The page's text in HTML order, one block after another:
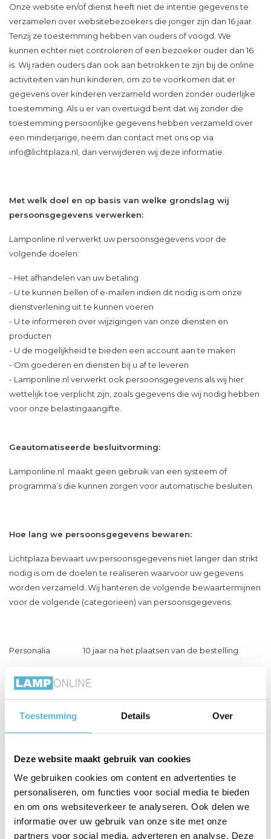
Toestemming Details Over
Deze website maakt gebruik van cookies
We gebruiken cookies om content en advertenties te
personaliseren, om functies voor social media te bieden
en om ons websiteverkeer te analyseren. Ook delen we
informatie over uw gebruik van onze site met onze
partners voor social media, adverteren en analyse. Deze
Onze website en/of dienst heeft niet de intentie gegevens te
verzamelen over websitebezoekers die jonger zijn dan 16 jaar.
Tenzij ze toestemming hebben van ouders of voogd. We
kunnen echter niet controleren of een bezoeker ouder dan 16
is. Wij raden ouders dan ook aan betrokken te zijn bij de online
activiteiten van hun kinderen, om zo te voorkomen dat er
gegevens over kinderen verzameld worden zonder ouderlijke
toestemming. Als u er van overtuigd bent dat wij zonder die
toestemming persoonlijke gegevens hebben verzameld over
een minderjarige, neem dan contact met ons op via
info@lichtplaza.nl , dan verwijderen wij deze informatie.
Met welk doel en op basis van welke grondslag wij
persoonsgegevens verwerken:
Lamponline.nl verwerkt uw persoonsgegevens voor de
volgende doelen:
- Het afhandelen van uw betaling
- U te kunnen bellen of e-mailen indien dit nodig is om onze
dienstverlening uit te kunnen voeren
- U te informeren over wijzigingen van onze diensten en
producten
- U de mogelijkheid te bieden een account aan te maken
- Om goederen en diensten bij u af te leveren
- Lamponline.nl verwerkt ook persoonsgegevens als wij hier
wettelijk toe verplicht zijn, zoals gegevens die wij nodig hebben
voor onze belastingaangifte.
Geautomatiseerde besluitvorming:
Lamponline.nl maakt geen gebruik van een systeem of
programma’s die kunnen zorgen voor automatische besluiten.
Hoe lang we persoonsgegevens bewaren:
Lichtplaza bewaart uw persoonsgegevens niet langer dan strikt
nodig is om de doelen te realiseren waarvoor uw gegevens
worden verzameld. Wij hanteren de volgende bewaartermijnen
voor de volgende (categorieën) van persoonsgegevens:
Personalia 10 jaar na het plaatsen van de bestelling
Adres 10 jaar na het plaatsen van de bestelling
verstrekt deze uitsluitend indien dit nodig is voor de uitvoering
van onze overeenkomst met u of om te voldoen aan een
wettelijke verplichting. Met bedrijven die uw gegevens
verwerken in onze opdracht, sluiten wij een